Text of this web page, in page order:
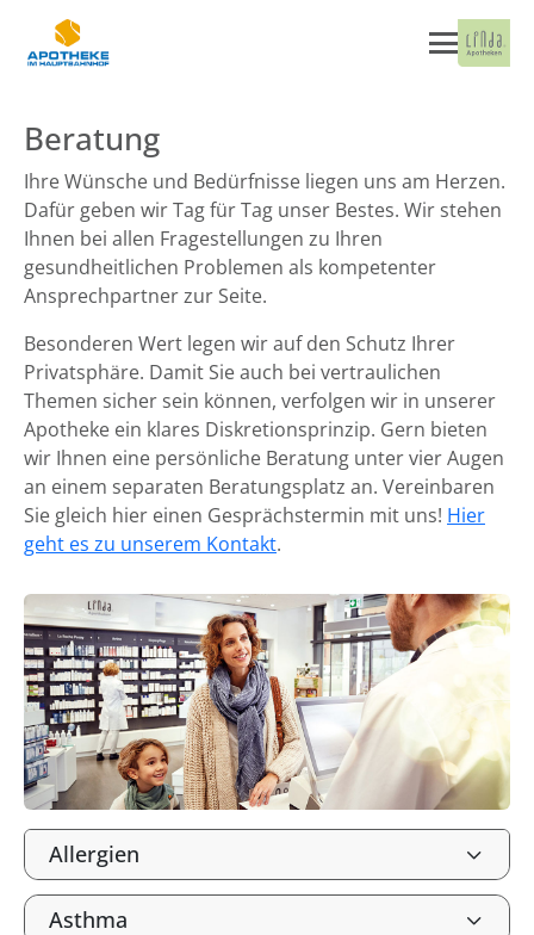
Beratung
Ihre Wünsche und Bedürfnisse liegen uns am Herzen.
Dafür geben wir Tag für Tag unser Bestes. Wir stehen
Ihnen bei allen Fragestellungen zu Ihren
gesundheitlichen Problemen als kompetenter
Ansprechpartner zur Seite.
Besonderen Wert legen wir auf den Schutz Ihrer
Privatsphäre. Damit Sie auch bei vertraulichen
Themen sicher sein können, verfolgen wir in unserer
Apotheke ein klares Diskretionsprinzip. Gern bieten
wir Ihnen eine persönliche Beratung unter vier Augen
an einem separaten Beratungsplatz an. Vereinbaren
Sie gleich hier einen Gesprächstermin mit uns! Hier
geht es zu unserem Kontakt.
Allergien
Asthma